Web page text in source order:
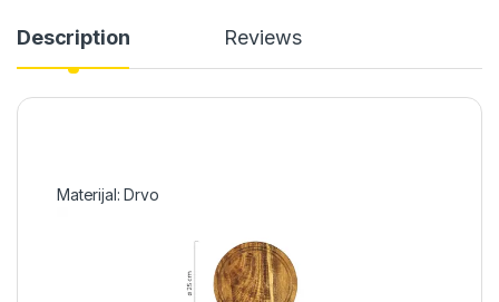
Description Reviews
Materijal: Drvo